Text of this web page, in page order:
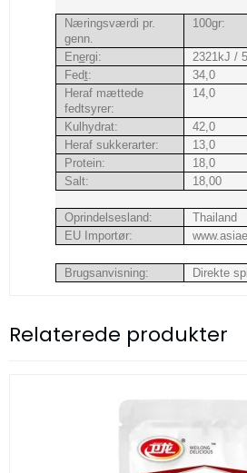
Næringsværdi pr.
genn.
100gr:
Energi:
2321kJ /
Fedt:
34,0
Heraf mættede
fedtsyrer:
14,0
Kulhydrat:
42,0
Heraf sukkerarter:
13,0
Protein:
18,0
Salt:
18,00
Oprindelsesland:
Thailand
EU Importør:
Brugsanvisning: Direkte
Relaterede produkter